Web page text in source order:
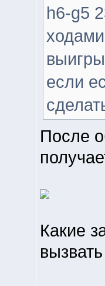
h6-g5
если
После
Какие